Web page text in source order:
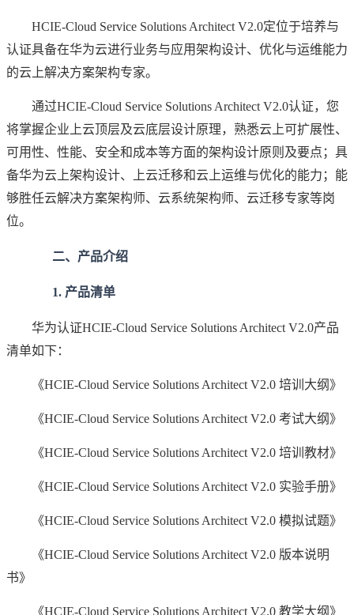
HCIE-Cloud Service Solutions Architect V2.0定位于培养与
认证具备在华为云进行业务与应用架构设计、优化与运维能力
的云上解决方案架构专家。
通过HCIE-Cloud Service Solutions Architect V2.0认证，您
将掌握企业上云顶层及云底层设计原理，熟悉云上可扩展性、
可用性、性能、安全和成本等方面的架构设计原则及要点；具
备华为云上架构设计、上云迁移和云上运维与优化的能力；能
够胜任云解决方案架构师、云系统架构师、云迁移专家等岗
位。
二、产品介绍
1. 产品清单
华为认证HCIE-Cloud Service Solutions Architect V2.0产品
清单如下：
《HCIE-Cloud Service Solutions Architect V2.0 培训大纲》
《HCIE-Cloud Service Solutions Architect V2.0 考试大纲》
《HCIE-Cloud Service Solutions Architect V2.0 培训教材》
《HCIE-Cloud Service Solutions Architect V2.0 实验手册》
《HCIE-Cloud Service Solutions Architect V2.0 模拟试题》
《HCIE-Cloud Service Solutions Architect V2.0 版本说明
书》
《HCIE-Cloud Service Solutions Architect V2.0 教学大纲》